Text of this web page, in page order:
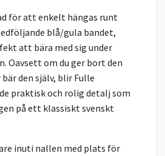
för att enkelt hängas runt
blå/gula bandet,
att bära med sig under
Oavsett om du ger bort den
den själv, blir Fulle
praktisk och rolig detalj som
på ett klassiskt svenskt
inuti nallen med plats för